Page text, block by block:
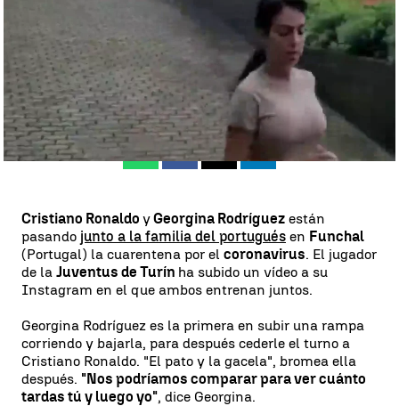
Antena 3 Deportes Funchal
Publicado: 08 de abril de 2020, 17:57
WhatsappFacebook
X Linkedin
Cristiano Ronaldo yGeorgina Rodríguez están
pasando junto a la familia del portugués en Funchal
(Portugal) la cuarentena por el coronavirus. El jugador
de la Juventus de Turín ha subido un vídeo a su
Instagram en el que ambos entrenan juntos.
Georgina Rodríguez es la primera en subir una rampa
corriendo y bajarla, para después cederle el turno a
Cristiano Ronaldo. "El pato y la gacela", bromea ella
después. "Nos podríamos comparar para ver cuánto
tardas tú y luego yo", dice Georgina.